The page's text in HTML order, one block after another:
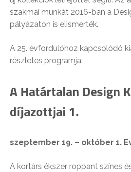
szakmai munkát 2016-ban a
pályázaton is elismerték.
A 25. évfordulóhoz kapcsolódó
részletes programja:
A Határtalan Design
díjazottjai 1.
szeptember 19. – október 1.
A kortárs ékszer roppant színes